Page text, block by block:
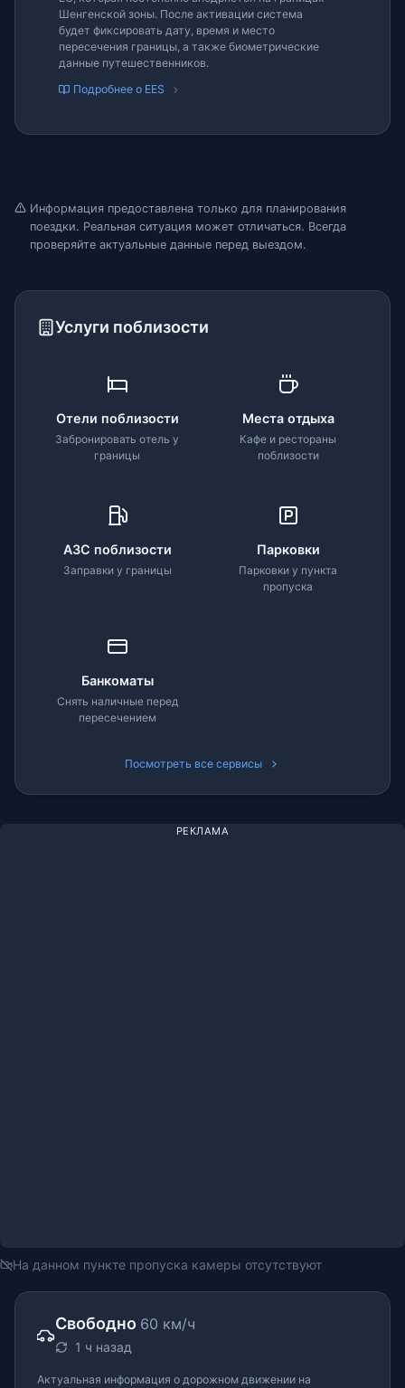
Шенгенской зоны. После активации система
будет фиксировать дату, время и место
пересечения границы, а также биометрические
данные путешественников.
Подробнее о EES
Информация предоставлена только для планирования
поездки. Реальная ситуация может отличаться. Всегда
проверяйте актуальные данные перед выездом.
Услуги поблизости
Отели поблизости
Забронировать отель у
границы
Места отдыха
Кафе и рестораны
поблизости
АЗС поблизости
Заправки у границы
Парковки
Парковки у пункта
пропуска
Банкоматы
Снять наличные перед
пересечением
Посмотреть все сервисы
РЕКЛАМА
На данном пункте пропуска камеры отсутствуют
Свободно 60 км/ч
1 ч назад
Актуальная информация о дорожном движении на